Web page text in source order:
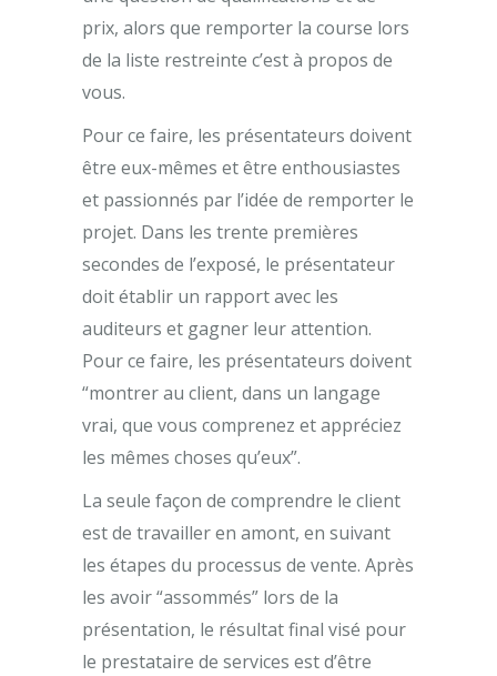
prix, alors que remporter la course lors
de la liste restreinte c’est à propos de
vous.
Pour ce faire, les présentateurs doivent
être eux-mêmes et être enthousiastes
et passionnés par l’idée de remporter le
projet. Dans les trente premières
secondes de l’exposé, le présentateur
doit établir un rapport avec les
auditeurs et gagner leur attention.
Pour ce faire, les présentateurs doivent
“montrer au client, dans un langage
vrai, que vous comprenez et appréciez
les mêmes choses qu’eux”.
La seule façon de comprendre le client
est de travailler en amont, en suivant
les étapes du processus de vente. Après
les avoir “assommés” lors de la
présentation, le résultat final visé pour
le prestataire de services est d’être